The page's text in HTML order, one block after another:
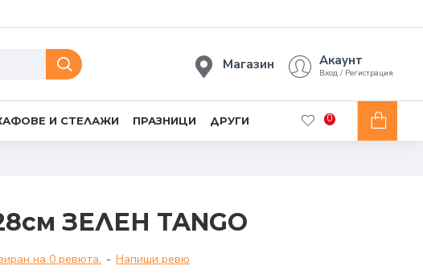
Магазин Акаунт
Вход / Регистрация
И СТЕЛАЖИ ПРАЗНИЦИ ДРУГИ 0
ЗЕЛЕН TANGO
на 0 ревюта. - Напиши ревю